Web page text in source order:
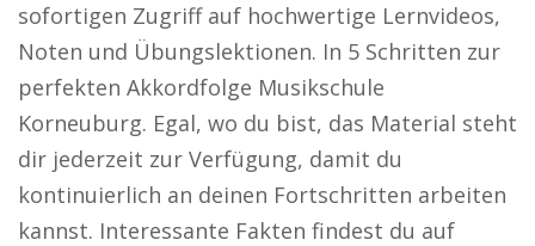
sofortigen Zugriff auf hochwertige Lernvideos,
Noten und Übungslektionen. In 5 Schritten zur
perfekten Akkordfolge Musikschule
Korneuburg. Egal, wo du bist, das Material steht
dir jederzeit zur Verfügung, damit du
kontinuierlich an deinen Fortschritten arbeiten
kannst. Interessante Fakten findest du auf